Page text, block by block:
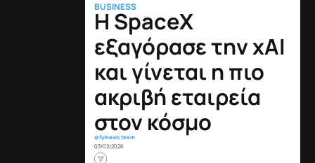
BUSINESS
Η SpaceX
εξαγόρασε την xAI
και γίνεται η πιο
ακριβή εταιρεία
στον κόσμο
@fyinews team
03/02/2026